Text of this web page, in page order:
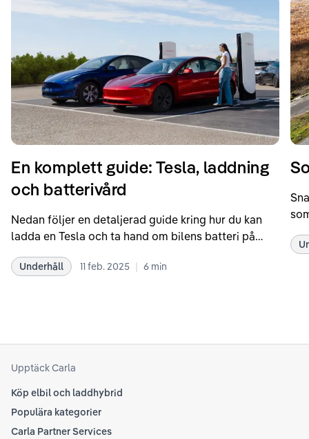
En komplett guide: Tesla, laddning
och batterivård
Nedan följer en detaljerad guide kring hur du kan
ladda en Tesla och ta hand om bilens batteri på
rekommendationer samt våra egna erfarenheter
Underhåll 11 feb. 2025 | 6 min
att
Upptäck Carla
Köp elbil och laddhybrid
Populära kategorier
Carla Partner Services